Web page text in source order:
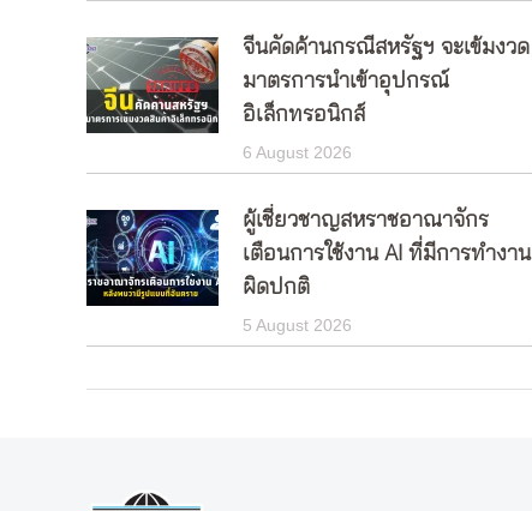
จีนคัดค้านกรณีสหรัฐฯ จะเข้มงวด
มาตรการนำเข้าอุปกรณ์
อิเล็กทรอนิกส์
6 August 2026
ผู้เชี่ยวชาญสหราชอาณาจักร
เตือนการใช้งาน AI ที่มีการทำงาน
ผิดปกติ
5 August 2026